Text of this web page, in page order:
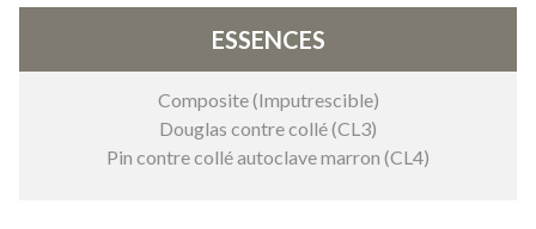
ESSENCES
Composite (Imputrescible)
Douglas contre collé (CL3)
Pin contre collé autoclave marron (CL4)